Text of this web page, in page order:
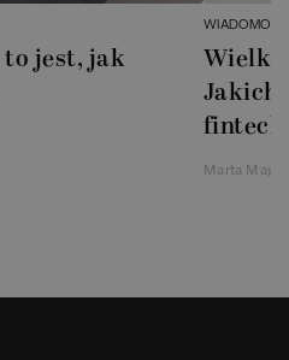
jest, jak
Jakich
Marta